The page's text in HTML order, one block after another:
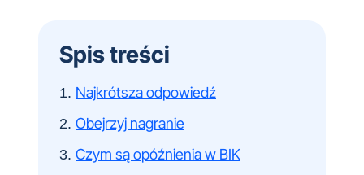
Spis treści
Najkrótsza odpowiedź
Obejrzyj nagranie
Czym są opóźnienia w BIK